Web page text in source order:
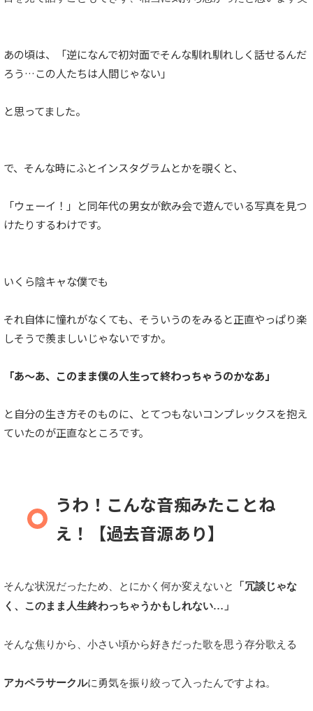
あの頃は、「逆になんで初対面でそんな馴れ馴れしく話せるんだ
ろう…この人たちは人間じゃない」
と思ってました。
で、そんな時にふとインスタグラムとかを覗くと、
「ウェーイ！」と同年代の男女が飲み会で遊んでいる写真を見つ
けたりするわけです。
いくら陰キャな僕でも
それ自体に憧れがなくても、そういうのをみると正直やっぱり楽
しそうで羨ましいじゃないですか。
「あ〜あ、このまま僕の人生って終わっちゃうのかなあ」
と自分の生き方そのものに、とてつもないコンプレックスを抱え
ていたのが正直なところです。
うわ！こんな音痴みたことね
え！【過去音源あり】
そんな状況だったため、とにかく何か変えないと
「冗談じゃな
く、このまま人生終わっちゃうかもしれない…」
そんな焦りから、小さい頃から好きだった歌を思う存分歌える
アカペラサークルに勇気を振り絞って入ったんですよね。